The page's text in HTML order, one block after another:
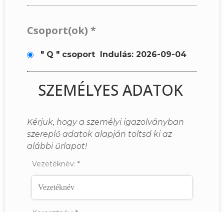
Csoport(ok) *
" Q " csoport Indulás: 2026-09-04
SZEMÉLYES ADATOK
Kérjük, hogy a személyi igazolványban
szereplő adatok alapján töltsd ki az
alábbi űrlapot!
Vezetéknév: *